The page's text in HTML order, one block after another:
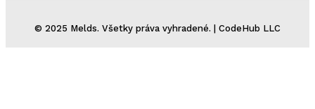
© 2025 Melds. Všetky práva vyhradené. | CodeHub LLC